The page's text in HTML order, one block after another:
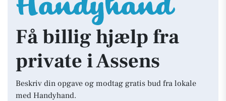
Få billig hjælp fra
private i Assens
Beskriv din opgave og modtag gratis bud fra lokale
med Handyhand.